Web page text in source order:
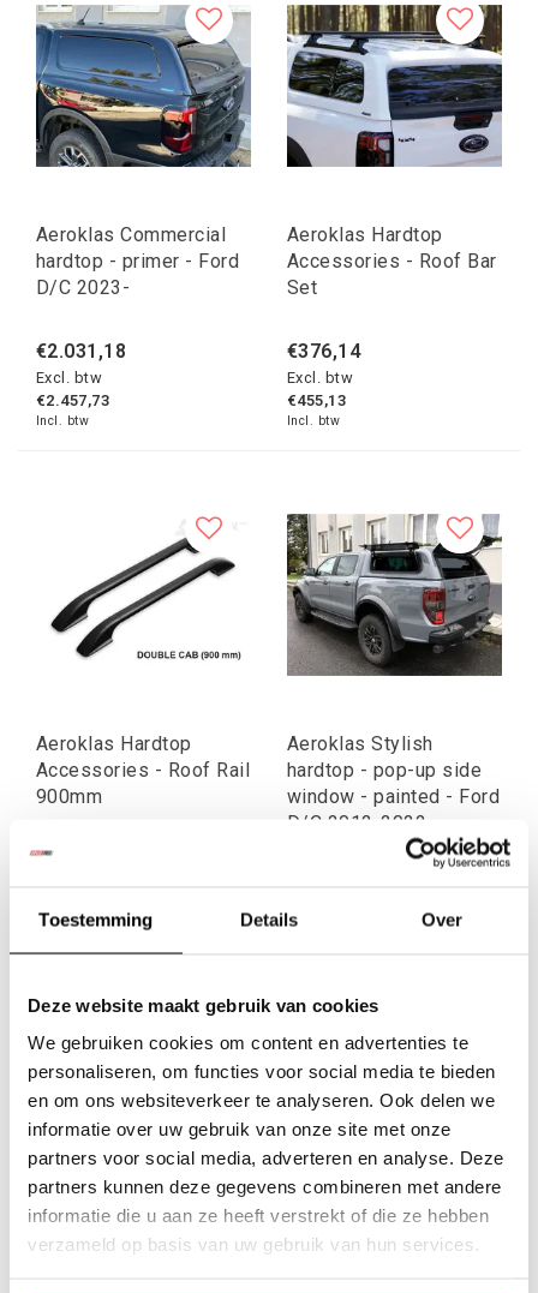
Toestemming Details Over
Deze website maakt gebruik van cookies
We gebruiken cookies om content en advertenties te
personaliseren, om functies voor social media te bieden
en om ons websiteverkeer te analyseren. Ook delen we
informatie over uw gebruik van onze site met onze
partners voor social media, adverteren en analyse. Deze
partners kunnen deze gegevens combineren met andere
informatie die u aan ze heeft verstrekt of die ze hebben
verzameld op basis van uw gebruik van hun services.
Aeroklas Commercial
hardtop - primer - Ford
D/C 2023-
€2.031,18
Excl. btw
€2.457,73
Incl. btw
Aeroklas Hardtop
Accessories - Roof Bar
Set
€376,14
Excl. btw
€455,13
Incl. btw
Aeroklas Hardtop
Accessories - Roof Rail
900mm
€145,23
€175,73
Incl. btw
Aeroklas Stylish
hardtop - pop-up side
window - painted - Ford
D/C 2012-2022
€3.092,73
Incl. btw
Aeroklas Stylish
Aeroklas Stylish